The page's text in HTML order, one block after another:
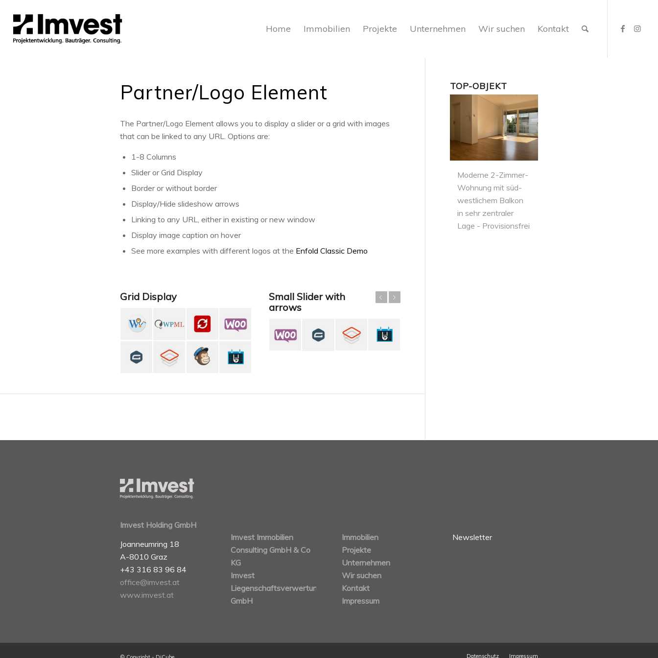
Home Immobilien Projekte Unternehmen Wir suchen Kontakt
Partner/Logo Element
The Partner/Logo Element allows you to display a slider or a grid with images
that can be linked to any URL. Options are:
1-8 Columns
Slider or Grid Display
Border or without border
Display/Hide slideshow arrows
Linking to any URL, either in existing or new window
Display image caption on hover
See more examples with different logos at the Enfold Classic Demo
Grid Display
Small Slider with
arrows
Zurück
TOP-OBJEKT
Moderne 2-Zimmer-
Wohnung mit süd-
westlichem Balkon
in sehr zentraler
Lage - Provisionsfrei
Imvest Holding GmbH
Joanneumring 18
A-8010 Graz
+43 316 83 96 84
office@imvest.at
www.imvest.at
Imvest Immobilien
Consulting GmbH & Co
KG
Imvest
Liegenschaftsverwertungs
GmbH
Immobilien
Projekte
Unternehmen
Wir suchen
Kontakt
Impressum
Newsletter
Datenschutz Impressum